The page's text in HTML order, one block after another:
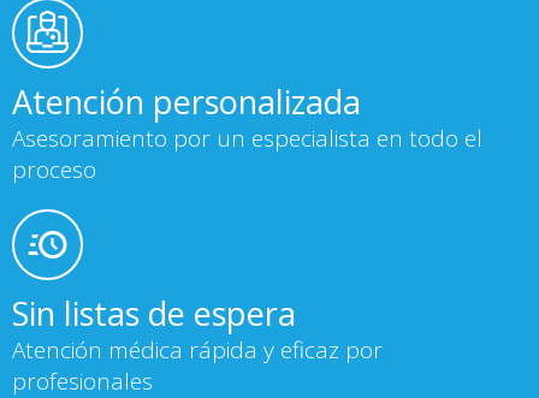
Atención personalizada
Asesoramiento por un especialista en todo el
proceso
Sin listas de espera
Atención médica rápida y eficaz por
profesionales